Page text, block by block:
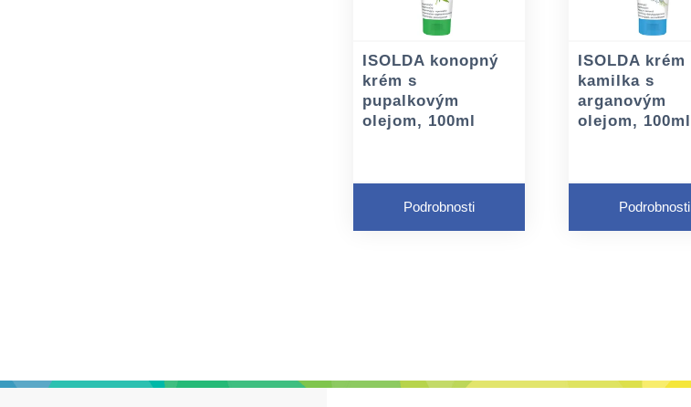
ISOLDA konopný
krém s
pupalkovým
olejom, 100ml
Podrobnosti
ISOLDA krém
kamilka s
arganovým
olejom, 100ml
Podrobnosti